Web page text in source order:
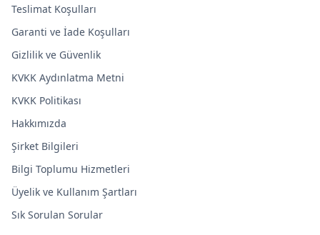
Teslimat Koşulları
Garanti ve İade Koşulları
Gizlilik ve Güvenlik
KVKK Aydınlatma Metni
KVKK Politikası
Hakkımızda
Şirket Bilgileri
Bilgi Toplumu Hizmetleri
Üyelik ve Kullanım Şartları
Sık Sorulan Sorular